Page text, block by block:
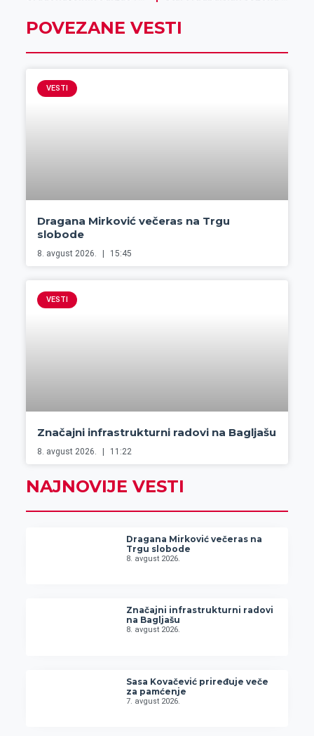
POVEZANE VESTI
VESTI
Dragana Mirković večeras na Trgu
slobode
8. avgust 2026. 15:45
VESTI
Značajni infrastrukturni radovi na Bagljašu
8. avgust 2026. 11:22
NAJNOVIJE VESTI
Dragana Mirković večeras na
Trgu slobode
8. avgust 2026.
Značajni infrastrukturni radovi
na Bagljašu
8. avgust 2026.
Sasa Kovačević priređuje veče
za pamćenje
7. avgust 2026.